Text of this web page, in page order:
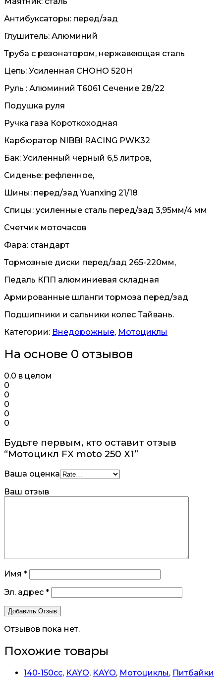
Антибуксаторы: перед/зад
Глушитель: Алюминий
Труба с резонатором, нержавеющая сталь
Цепь: Усиленная CHOHO 520H
Руль : Алюминий Т6061 Сечение 28/22
Подушка руля
Ручка газа Короткоходная
Карбюратор NIBBI RACING PWK32
Бак: Усиленный черный 6,5 литров,
Сиденье: рефленное,
Шины: перед/зад Yuanxing 21/18
Спицы: усиленные сталь перед/зад 3,95мм/4 мм
Счетчик моточасов
Фара: стандарт
Тормозные диски перед/зад 265-220мм,
Педаль КПП алюминиевая складная
Армированные шланги тормоза перед/зад
Подшипники и сальники колес Тайвань.
Категории: Внедорожные, Мотоциклы
На основе 0 отзывов
0.0 в целом
0
0
0
0
0
Будьте первым, кто оставит отзыв
“Мотоцикл FX moto 250 X1”
Ваша оценка
Ваш отзыв
Имя *
Эл. адрес *
Отзывов пока нет.
Похожие товары
140-150сс, KAYO, KAYO, Мотоциклы, Питбайки